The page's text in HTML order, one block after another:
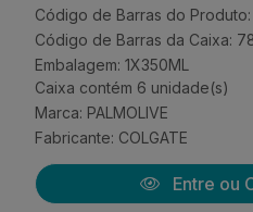
Código de Barras do
Código de Barras da Caixa:
Embalagem: 1X350ML
Caixa contém 6 unidade(s)
Marca: PALMOLIVE
Fabricante: COLGATE
Entre ou